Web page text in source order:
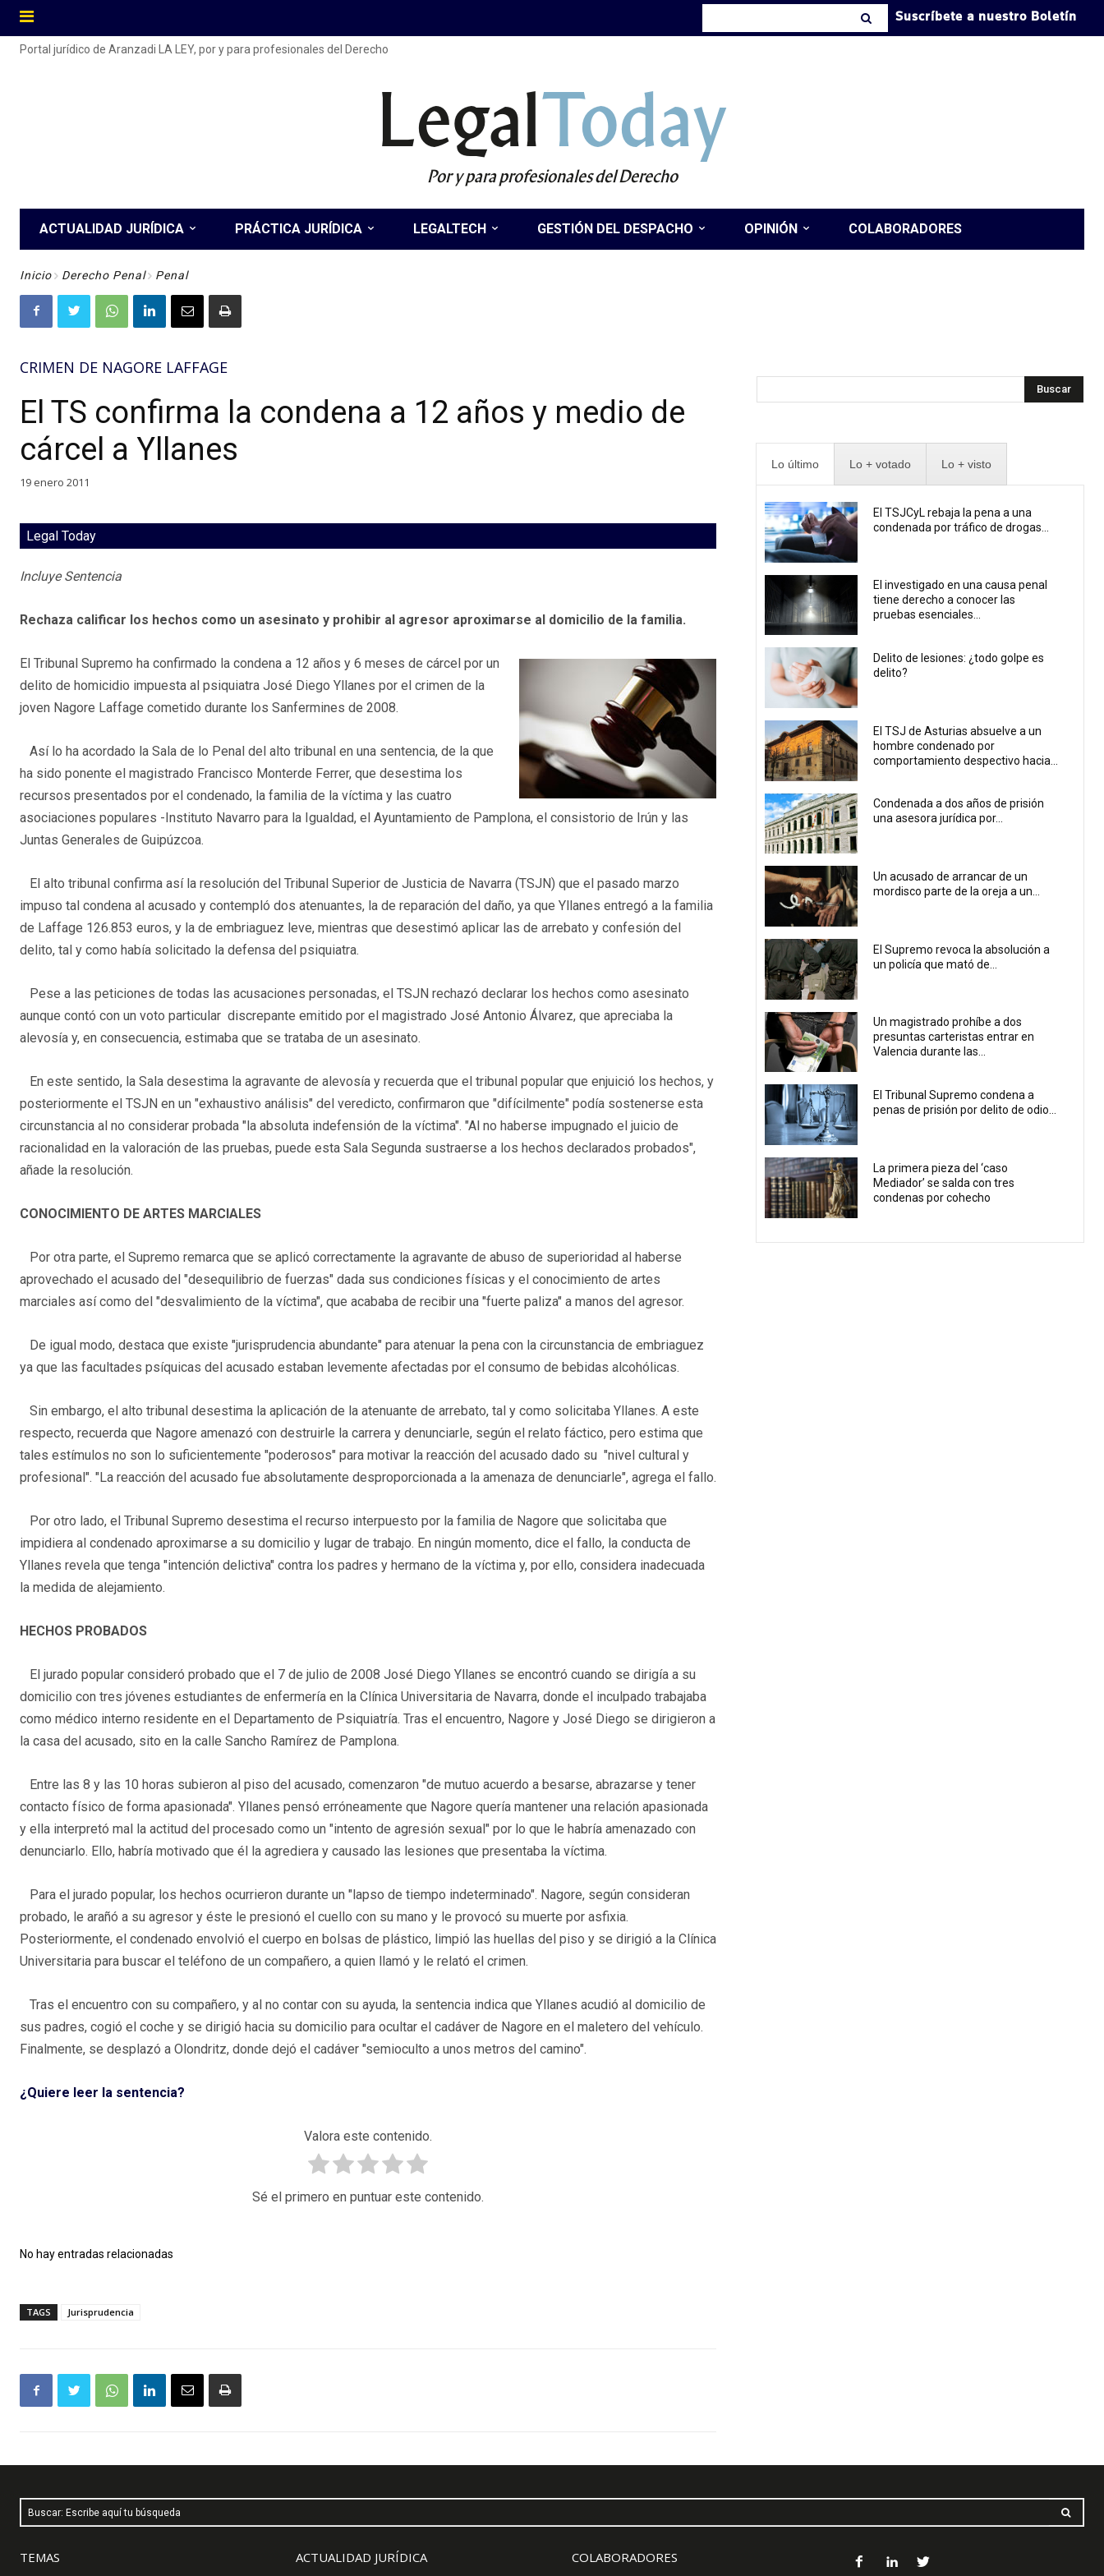
Suscríbete a nuestro Boletín
Portal jurídico de Aranzadi LA LEY, por y para profesionales del Derecho
LegalToday
Por y para profesionales del Derecho
ACTUALIDAD JURÍDICA PRÁCTICA JURÍDICA LEGALTECH GESTIÓN DEL DESPACHO OPINIÓN COLABORADORES
Inicio Derecho Penal Penal
CRIMEN DE NAGORE LAFFAGE
El TS confirma la condena a 12 años y medio de
cárcel a Yllanes
19 enero 2011
Legal Today
Incluye Sentencia
Rechaza calificar los hechos como un asesinato y prohibir al agresor aproximarse al domicilio de la familia.
El Tribunal Supremo ha confirmado la condena a 12 años y 6 meses de cárcel por un
delito de homicidio impuesta al psiquiatra José Diego Yllanes por el crimen de la
joven Nagore Laffage cometido durante los Sanfermines de 2008.
Así lo ha acordado la Sala de lo Penal del alto tribunal en una sentencia, de la que
ha sido ponente el magistrado Francisco Monterde Ferrer, que desestima los
recursos presentados por el condenado, la familia de la víctima y las cuatro
asociaciones populares -Instituto Navarro para la Igualdad, el Ayuntamiento de Pamplona, el consistorio de Irún y las
Juntas Generales de Guipúzcoa.
El alto tribunal confirma así la resolución del Tribunal Superior de Justicia de Navarra (TSJN) que el pasado marzo
impuso tal condena al acusado y contempló dos atenuantes, la de reparación del daño, ya que Yllanes entregó a la familia
de Laffage 126.853 euros, y la de embriaguez leve, mientras que desestimó aplicar las de arrebato y confesión del
delito, tal y como había solicitado la defensa del psiquiatra.
Pese a las peticiones de todas las acusaciones personadas, el TSJN rechazó declarar los hechos como asesinato
aunque contó con un voto particular discrepante emitido por el magistrado José Antonio Álvarez, que apreciaba la
alevosía y, en consecuencia, estimaba que se trataba de un asesinato.
En este sentido, la Sala desestima la agravante de alevosía y recuerda que el tribunal popular que enjuició los hechos, y
posteriormente el TSJN en un "exhaustivo análisis" del veredicto, confirmaron que "difícilmente" podía sostenerse esta
circunstancia al no considerar probada "la absoluta indefensión de la víctima". "Al no haberse impugnado el juicio de
racionalidad en la valoración de las pruebas, puede esta Sala Segunda sustraerse a los hechos declarados probados",
añade la resolución.
CONOCIMIENTO DE ARTES MARCIALES
Por otra parte, el Supremo remarca que se aplicó correctamente la agravante de abuso de superioridad al haberse
aprovechado el acusado del "desequilibrio de fuerzas" dada sus condiciones físicas y el conocimiento de artes
marciales así como del "desvalimiento de la víctima", que acababa de recibir una "fuerte paliza" a manos del agresor.
De igual modo, destaca que existe "jurisprudencia abundante" para atenuar la pena con la circunstancia de embriaguez
ya que las facultades psíquicas del acusado estaban levemente afectadas por el consumo de bebidas alcohólicas.
Sin embargo, el alto tribunal desestima la aplicación de la atenuante de arrebato, tal y como solicitaba Yllanes. A este
respecto, recuerda que Nagore amenazó con destruirle la carrera y denunciarle, según el relato fáctico, pero estima que
tales estímulos no son lo suficientemente "poderosos" para motivar la reacción del acusado dado su "nivel cultural y
profesional". "La reacción del acusado fue absolutamente desproporcionada a la amenaza de denunciarle", agrega el fallo.
Por otro lado, el Tribunal Supremo desestima el recurso interpuesto por la familia de Nagore que solicitaba que
impidiera al condenado aproximarse a su domicilio y lugar de trabajo. En ningún momento, dice el fallo, la conducta de
Yllanes revela que tenga "intención delictiva" contra los padres y hermano de la víctima y, por ello, considera inadecuada
la medida de alejamiento.
HECHOS PROBADOS
El jurado popular consideró probado que el 7 de julio de 2008 José Diego Yllanes se encontró cuando se dirigía a su
domicilio con tres jóvenes estudiantes de enfermería en la Clínica Universitaria de Navarra, donde el inculpado trabajaba
como médico interno residente en el Departamento de Psiquiatría. Tras el encuentro, Nagore y José Diego se dirigieron a
la casa del acusado, sito en la calle Sancho Ramírez de Pamplona.
Entre las 8 y las 10 horas subieron al piso del acusado, comenzaron "de mutuo acuerdo a besarse, abrazarse y tener
contacto físico de forma apasionada". Yllanes pensó erróneamente que Nagore quería mantener una relación apasionada
y ella interpretó mal la actitud del procesado como un "intento de agresión sexual" por lo que le habría amenazado con
denunciarlo. Ello, habría motivado que él la agrediera y causado las lesiones que presentaba la víctima.
Para el jurado popular, los hechos ocurrieron durante un "lapso de tiempo indeterminado". Nagore, según consideran
probado, le arañó a su agresor y éste le presionó el cuello con su mano y le provocó su muerte por asfixia.
Posteriormente, el condenado envolvió el cuerpo en bolsas de plástico, limpió las huellas del piso y se dirigió a la Clínica
Universitaria para buscar el teléfono de un compañero, a quien llamó y le relató el crimen.
Tras el encuentro con su compañero, y al no contar con su ayuda, la sentencia indica que Yllanes acudió al domicilio de
sus padres, cogió el coche y se dirigió hacia su domicilio para ocultar el cadáver de Nagore en el maletero del vehículo.
Finalmente, se desplazó a Olondritz, donde dejó el cadáver "semioculto a unos metros del camino".
¿Quiere leer la sentencia?
Valora este contenido.
Sé el primero en puntuar este contenido.
No hay entradas relacionadas
TAGS Jurisprudencia
Buscar
Lo último Lo + votado Lo + visto
El TSJCyL rebaja la pena a una
condenada por tráfico de drogas...
El investigado en una causa penal
tiene derecho a conocer las
pruebas esenciales...
Delito de lesiones: ¿todo golpe es
delito?
El TSJ de Asturias absuelve a un
hombre condenado por
comportamiento despectivo hacia...
Condenada a dos años de prisión
una asesora jurídica por...
Un acusado de arrancar de un
mordisco parte de la oreja a un...
El Supremo revoca la absolución a
un policía que mató de...
Un magistrado prohíbe a dos
presuntas carteristas entrar en
Valencia durante las...
El Tribunal Supremo condena a
penas de prisión por delito de odio...
La primera pieza del ‘caso
Mediador’ se salda con tres
condenas por cohecho
Buscar: Escribe aquí tu búsqueda
TEMAS
ACTUALIDAD JURÍDICA
COLABORADORES